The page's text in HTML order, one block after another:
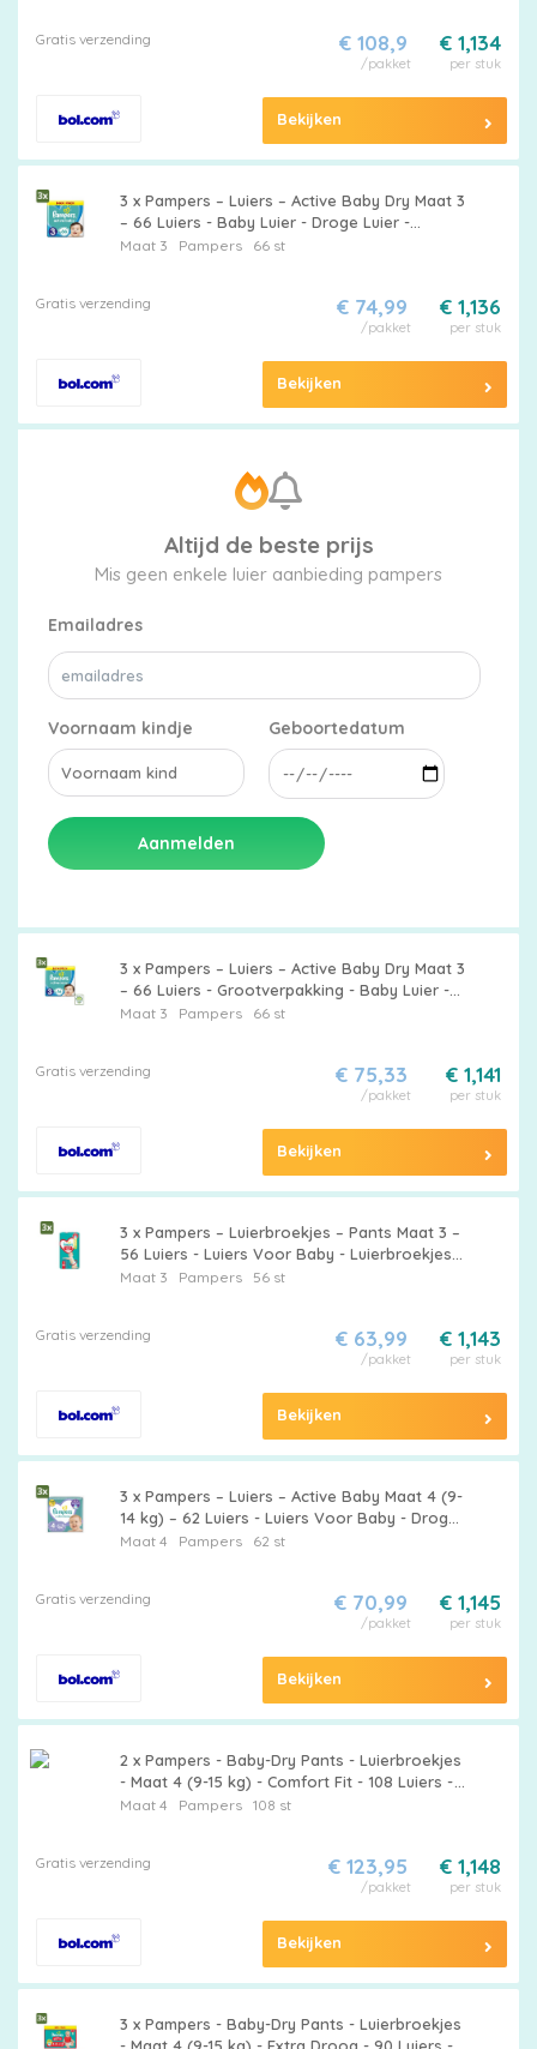
Billendoekjes
Gratis verzending € 1,134
per stuk
€ 108,9
/pakket
Bekijken
3 x Pampers – Luiers – Active Baby Dry Maat 3
– 66 Luiers - Baby Luier - Droge Luier -
Vochtabsorptie - Superabsorberende Kern -
Maat 3 Pampers66 st
Gratis verzending € 1,136
per stuk
€ 74,99
/pakket
Bekijken
Altijd de beste prijs
Mis geen enkele luier aanbieding pampers
Emailadres
Voornaam kindje Geboortedatum
Aanmelden
3 x Pampers – Luiers – Active Baby Dry Maat 3
– 66 Luiers - Grootverpakking - Baby Luier -
Droge Luier - Vochtabsorptie - Baby
Maat 3 Pampers66 st
Gratis verzending € 1,141
per stuk
€ 75,33
/pakket
Bekijken
3 x Pampers – Luierbroekjes – Pants Maat 3 –
56 Luiers - Luiers Voor Baby - Luierbroekjes -
Luier Voor Baby - Luier Maat 3 - Luier Voor
Maat 3 Pampers56 st
Gratis verzending € 1,143
per stuk
€ 63,99
/pakket
Bekijken
3 x Pampers – Luiers – Active Baby Maat 4 (9-
14 kg) – 62 Luiers - Luiers Voor Baby - Droge
Luiers - Superabsorberende Luiers - Anti-lek
Maat 4 Pampers62 st
Gratis verzending € 1,145
per stuk
€ 70,99
/pakket
Bekijken
2 x Pampers - Baby-Dry Pants - Luierbroekjes
- Maat 4 (9-15 kg) - Comfort Fit - 108 Luiers -
Pampers Luierbroekjes - Baby Luier - Luier
Maat 4 Pampers108 st
Gratis verzending € 1,148
per stuk
€ 123,95
/pakket
Bekijken
3 x Pampers - Baby-Dry Pants - Luierbroekjes